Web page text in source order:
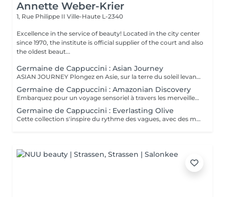
Annette Weber-Krier
1, Rue Philippe II Ville-Haute L-2340
Excellence in the service of beauty! Located in the city center
since 1970, the institute is official supplier of the court and also
the oldest beaut...
Germaine de Cappuccini : Asian Journey
ASIAN JOURNEY Plongez en Asie, sur la terre du soleil levant, où chaque détail est conçu pour offrir harmonie et équilibre grâce à des soins exclusifs qui capturent l'esprit zen des anciens rituels japonais, infusés avec l'essence culturelle et cérémonielle du thé. La collection présente un parfum neuro-scientifiquement prouvé qui favorise l'harmonie et l'équilibre entre le corps et l'esprit. Des notes lactées enveloppantes s'associent à des bois crémeux sophistiqués et à des fruits exotiques. ACTIMOOD PROGRAM® : WELLBEINGMATCHA RENEWAL EXFOLIATION POUR LE CORPS Rituel d'exfoliation conçu pour révéler une peau douce et radieuse. Une formule exclusive à effet antioxydant qui enveloppe le corps d'une étreinte nourrissante et transformatrice. La caresse de sa texture gel extraordinaire permet une exfoliation aussi efficace qu'agréable. SERENITY SANCTUARY MASSAGE CORPOREL Inspiré du Shiatsu, une technique millénaire originaire du Japon, ce massage à effet relaxant vise à harmoniser le rythme naturel du corps en travaillant les méridiens énergétiques. La texture douce du lait de massage facilite le traitement, garantissant une glisse douce et agréable, tout en vous plongeant dans une atmosphère de profonde sérénité. ZEN CEREMONY RITUEL Conçu pour harmoniser le corps et l'esprit, ce rituel corporel associe la préparation et le soin de la peau à la philosophie orientale de l'équilibre holistique. Inspiré par le travail des méridiens énergétiques, il favorise un sentiment de bien-être total et profond.
Germaine de Cappuccini : Amazonian Discovery
Embarquez pour un voyage sensoriel à travers les merveilles de l'Amérique du Sud, où chaque soin capture la richesse de ses paysages et vous invite à découvrir ses ingrédients exotiques, récoltés de manière durable. La collection présente un parfum neuro-scientifiquement prouvé qui aide à augmenter la sensation d'énergie avec une combinaison de fruits tropicaux épicés. ACTIMOOD PROGRAM® : ENERGY VIVID AWAKENING-SOIN VISAGE Inspirée des secrets de beauté de l'Amazonie, cette expérience sensorielle associe une sélection minutieuse d'ingrédients exotiques qui réveillent la vitalité du visage. Dès les premiers instants, le rituel cérémoniel oriente les sens vers un paradis de calme et de sérénité, de connexion avec la nature, tandis que la peau vibre et se transforme.BIENFAITS Soin de la peau, douceur et hydratation* intense. Rajeunissement et amélioration de la texture de la peau. Le soin apporte une sensation de calme et de détente qui combat le stress. VITALITY RENEWAL-EXFOLIATION CORPORELLE Rituel d'exfoliation conçu pour révéler une peau douce et radieuse. Grâce à une synergie d'ingrédients de la plus haute qualité combinée à une technique évocatrice, ce beurre à la texture fondante ne renouvelle pas seulement la peau, mais procure également une sensation de revitalisation de l'âme. BLOOM SENSATION-MASSAGE CORPOREL Inspiré du massage holistique et énergétique « Lomi Lomi », ce nectar à base gélifiée se transforme en une huile luxueuse au contact de la peau, idéale pour être travaillée avec les mains et les avant-bras tout en enveloppant les sens d'une aura de bien-être total. VIBRANT REBIRTH-RITUEL Conçu pour harmoniser le corps et l'esprit, ce rituel corporel offre une expérience complète de soin et de préparation de la peau. Grâce à l'énergie vibrante de la nature, il favorise un profond sentiment de renaissance et d'éveil d'une nouvelle vitalité de la peau. RAINFOREST HARMONY-RITUEL Inspirés par l'étreinte de la Terre Mère, les savoirs anciens se mêlent à des techniques innovantes, créant une mosaïque de soins qui enveloppent le corps et l'esprit. Un rituel transformateur qui associe un soin du visage revitalisant à un massage énergisant, garantissant une expérience d'harmonie et de bien-être.
Germaine de Cappuccini : Everlasting Olive
Cette collection s'inspire du rythme des vagues, avec des mouvements longs et fluides qui imitent le rythme de la mer touchant le rivage. Chaque mouvement s'adapte au corps dans des mouvements ondulants, créant une expérience sensorielle profonde qui : Réduit le stress et libère les tensions musculaires. L'apport en oxygène s'améliore et les tissus sont revitalisés.